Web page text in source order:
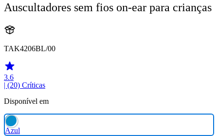
Auscultadores sem fios on-ear para crianças
TAK4206BL/00
3.6
| (20) Críticas
Disponível em
Azul